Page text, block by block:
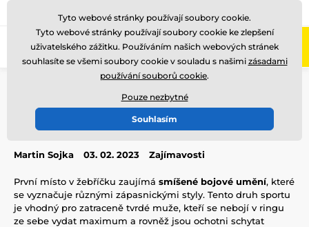
Zavolejte nám (Po-Pá 8-17)
Nejnáročnější sporty
Martin Sojka 03. 02. 2023 Zajímavosti
První místo v žebříčku zaujímá smíšené bojové umění, které
se vyznačuje různými zápasnickými styly. Tento druh sportu
je vhodný pro zatraceně tvrdé muže, kteří se nebojí v ringu
ze sebe vydat maximum a rovněž jsou ochotni schytat
Tyto webové stránky používají soubory cookie.
Tyto webové stránky používají soubory cookie ke zlepšení
uživatelského zážitku. Používáním našich webových stránek
souhlasíte se všemi soubory cookie v souladu s našimi zásadami
používání souborů cookie.
Pouze nezbytné
Souhlasím